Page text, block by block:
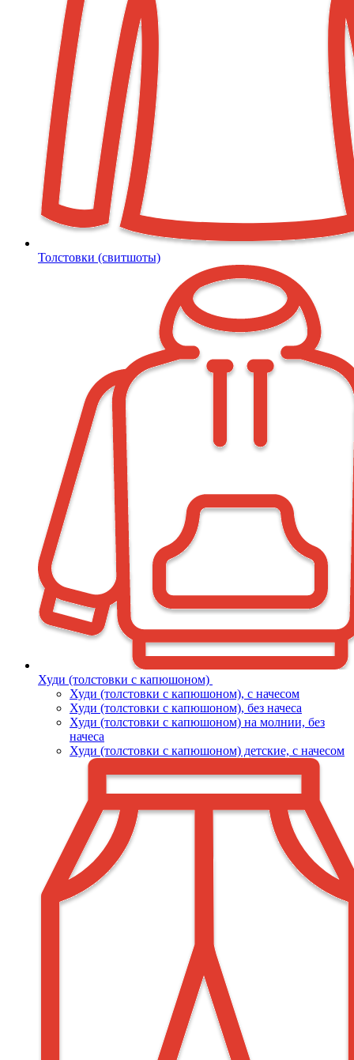
Толстовки (свитшоты)
Худи (толстовки с капюшоном)
Худи (толстовки c капюшоном), с начесом
Худи (толстовки c капюшоном), без начеса
Худи (толстовки с капюшоном) на молнии, без
начеса
Худи (толстовки c капюшоном) детские, с начесом